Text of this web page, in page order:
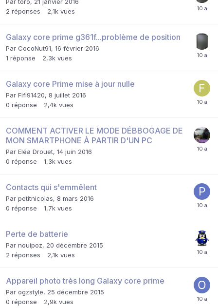
Partoro, 21 janvier 2016
2 réponses 2,1k vues
Galaxy core prime g361f...problème de position
Par CocoNut91, 16 février 2016
1 réponse 2,3k vues
Galaxy core Prime mise à jour nulle
Par Fifi91420, 8 juillet 2016
0 réponse 2,4k vues
COMMENT ACTIVER LE MODE DÉBBOGAGE DE
MON SMARTPHONE À PARTIR D'UN PC
Par Eléa Drouet, 14 juin 2016
0 réponse 1,3k vues
Contacts qui s'emmêlent
Par petitnicolas, 8 mars 2016
0 réponse 1,7k vues
Perte de batterie
Par nouipoz, 20 décembre 2015
2 réponses 2,1k vues
Appareil photo très long Galaxy core prime
Par ogzstyle, 25 décembre 2015
0 réponse 2,9k vues